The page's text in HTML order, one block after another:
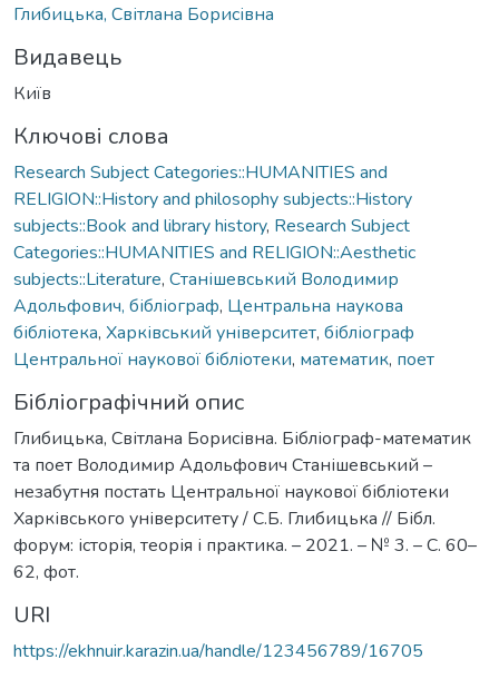
Глибицька, Світлана Борисівна
Видавець
Київ
Ключові слова
Research Subject Categories::HUMANITIES and
RELIGION::History and philosophy subjects::History
subjects::Book and library history, Research Subject
Categories::HUMANITIES and RELIGION::Aesthetic
subjects::Literature, Станішевський Володимир
Адольфович, бібліограф, Центральна наукова
бібліотека, Харківський університет, бібліограф
Центральної наукової бібліотеки, математик, поет
Бібліографічний опис
Глибицька, Світлана Борисівна. Бібліограф-математик
та поет Володимир Адольфович Станішевський –
незабутня постать Центральної наукової бібліотеки
Харківського університету / С.Б. Глибицька // Бібл.
форум: історія, теорія і практика. – 2021. – № 3. – С. 60–
62, фот.
URI
https://ekhnuir.karazin.ua/handle/123456789/16705